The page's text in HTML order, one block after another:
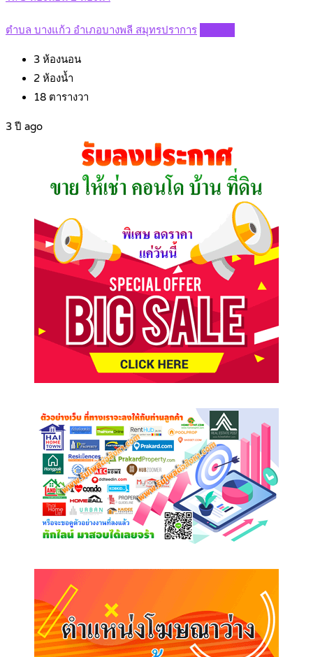
ตำบล บางแก้ว อำเภอบางพลี สมุทรปราการ
3 ห้องนอน
2 ห้องน้ำ
18 ตารางวา
3 ปี ago